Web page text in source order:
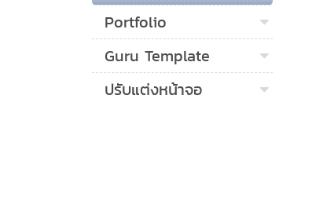
Portfolio
Guru Template
ปรับแต่งหน้าจอ